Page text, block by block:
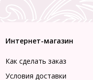
Интернет-магазин
Как сделать заказ
Условия доставки